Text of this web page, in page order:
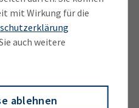
mit Wirkung für die
auch weitere
ablehnen
der Influencer
Unternehmen, die
beachten müssen. Die
in Präsenz im